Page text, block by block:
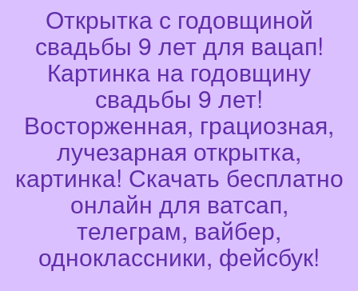
Открытка с годовщиной
свадьбы 9 лет для вацап!
Картинка на годовщину
свадьбы 9 лет!
Восторженная, грациозная,
лучезарная открытка,
картинка! Скачать бесплатно
онлайн для ватсап,
телеграм, вайбер,
одноклассники, фейсбук!